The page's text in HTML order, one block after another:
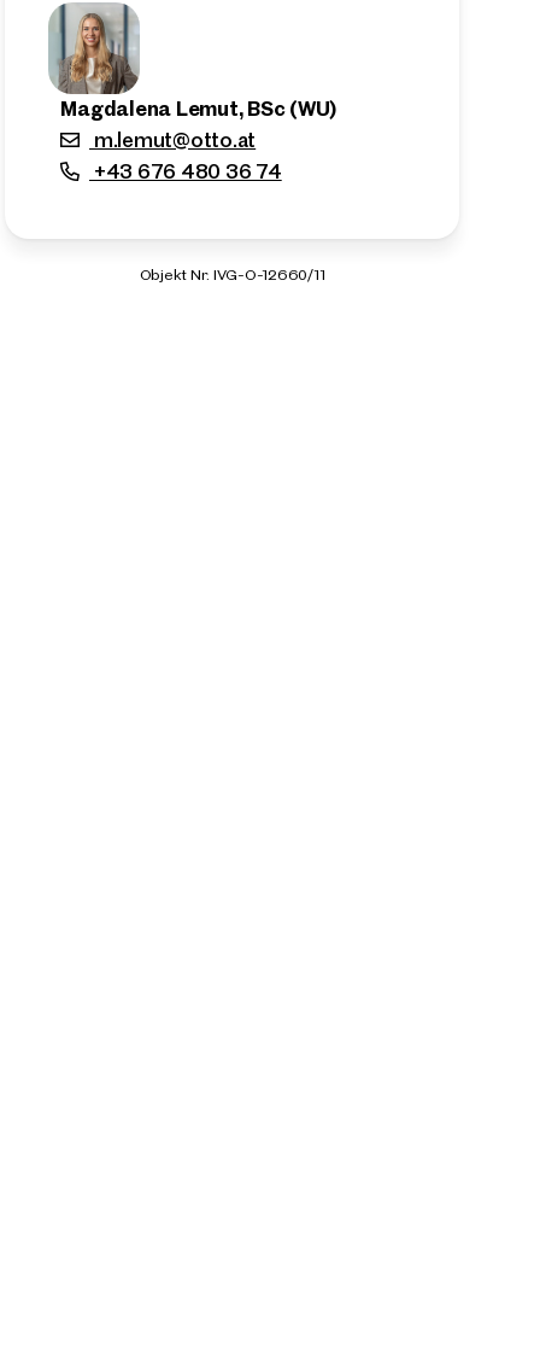
Magdalena Lemut, BSc (WU)
m.lemut@otto.at
+43 676 480 36 74
Objekt Nr. IVG-O-12660/11